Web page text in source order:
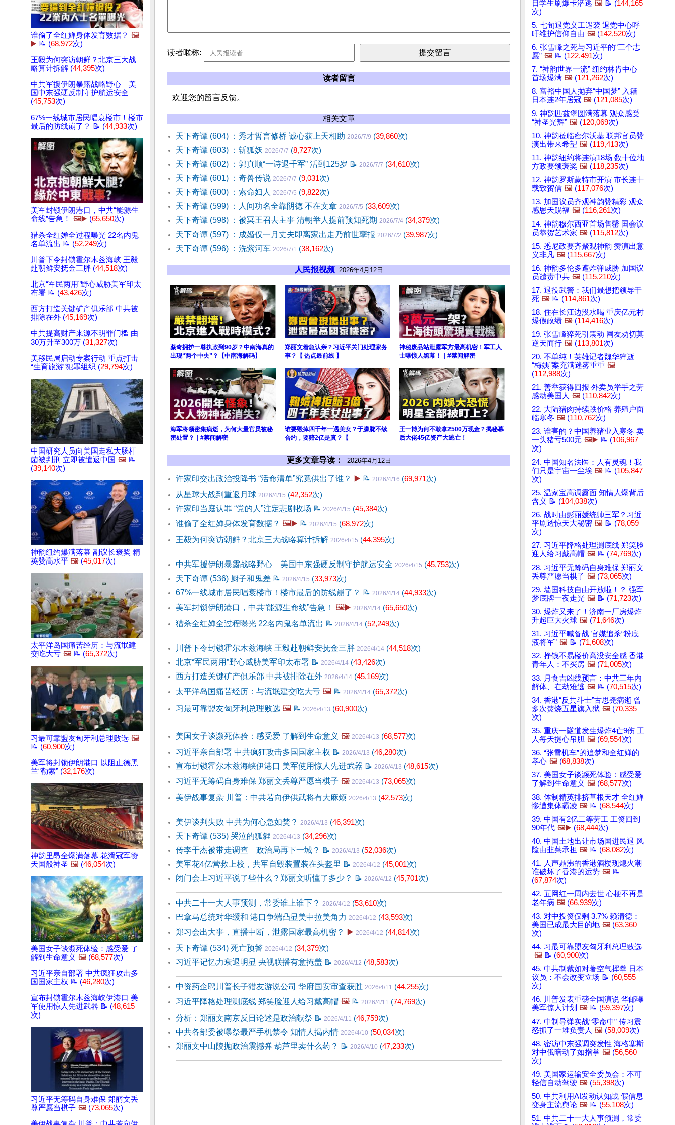
谁偷了全红婵身体发育数据？ 🖼️
▶️ 📝 (68,972次)
王毅为何突访朝鲜？北京三大战
略算计拆解 (44,395次)
中共军援伊朗暴露战略野心 美
国中东强硬反制守护航运安全
(45,753次)
67%一线城市居民唱衰楼市！楼市
最后的防线崩了？ 📝 (44,933次)
美军封锁伊朗港口，中共“能源生
命线”告急！
🖼️▶️ (65,650次)
猎杀全红婵全过程曝光 22名内鬼
名单流出 📝 (52,249次)
川普下令封锁霍尔木兹海峡 王毅
赴朝鲜安抚金三胖 (44,518次)
北京“军民两用”野心威胁美军印太
布署 📝 (43,426次)
西方打造关键矿产俱乐部 中共被
排除在外 (45,169次)
中共提高财产来源不明罪门槛 由
30万升至300万 (31,327次)
美移民局启动专案行动 重点打击
“生育旅游”犯罪组织 (29,794次)
中国研究人员向美国走私大肠杆
菌被判刑 立即被遣返中国 🖼️ 📝
(39,140次)
神韵纽约爆满落幕 副议长褒奖 精
英赞高水平 🖼️ (45,017次)
太平洋岛国痛苦经历：与流氓建
交吃大亏 🖼️ 📝 (65,372次)
习最可靠盟友匈牙利总理败选 🖼️
📝 (60,900次)
美军将封锁伊朗港口 以阻止德黑
兰“勒索” (32,176次)
神韵里昂全爆满落幕 花滑冠军赞
天国般神圣 🖼️ (46,054次)
美国女子谈濒死体验：感受爱 了
解到生命意义 🖼️ (68,577次)
习近平亲自部署 中共疯狂攻击多
国国家主权 📝 (46,280次)
宣布封锁霍尔木兹海峡伊港口 美
军使用惊人先进武器 📝 (48,615
次)
习近平无筹码自身难保 郑丽文丢
尊严愿当棋子 🖼️ (73,065次)
读者暱称:
读者留言
欢迎您的留言反馈。
相关文章
天下奇谭 (604) ：秀才誓言修桥 诚心获上天相助 2026/7/9 (39,860次)
天下奇谭 (603) ：斩狐妖 2026/7/7 (8,727次)
天下奇谭 (602) ：郭真顺“一诗退千军” 活到125岁 📝 2026/7/7 (34,610次)
天下奇谭 (601) ：奇兽传说 2026/7/7 (9,031次)
天下奇谭 (600) ：索命妇人 2026/7/5 (9,822次)
天下奇谭 (599) ：人间功名全靠阴德 不在文章 2026/7/5 (33,609次)
天下奇谭 (598) ：被冥王召去主事 清朝举人提前预知死期 2026/7/4 (34,379次)
天下奇谭 (597) ：成婚仅一月丈夫即离家出走乃前世孽报 2026/7/2 (39,987次)
天下奇谭 (596) ：洗紫河车 2026/7/1 (38,162次)
人民报视频 2026年4月12日
蔡奇拥护一尊执政到90岁？中南海真的
出现“两个中央”？【中南海解码】
郑丽文着急认亲？习近平关门处理家务
事？【 热点最前线 】
神秘废品站泄露军方最高机密！军工人
士曝惊人黑幕！｜#禁闻解密
海军将领密集病逝，为何大量官员被秘
密处置？｜#禁闻解密
谁要毁掉四千年一遇美女？于朦胧不续
合约，要赔2亿是真？【
王一博为何不敢拿2500万现金？揭秘幕
后大佬45亿资产大逃亡！
更多文章导读： 2026年4月12日
许家印交出政治投降书 “活命清单”究竟供出了谁？ ▶️ 📝 2026/4/16 (69,971次)
从星球大战到重返月球 2026/4/15 (42,352次)
许家印当庭认罪 “党的人”注定悲剧收场 📝 2026/4/15 (45,384次)
谁偷了全红婵身体发育数据？ 🖼️▶️ 📝 2026/4/15 (68,972次)
王毅为何突访朝鲜？北京三大战略算计拆解 2026/4/15 (44,395次)
中共军援伊朗暴露战略野心 美国中东强硬反制守护航运安全 2026/4/15 (45,753次)
天下奇谭 (536) 厨子和鬼差 📝 2026/4/15 (33,973次)
67%一线城市居民唱衰楼市！楼市最后的防线崩了？ 📝 2026/4/14 (44,933次)
美军封锁伊朗港口，中共“能源生命线”告急！
🖼️▶️ 2026/4/14 (65,650次)
猎杀全红婵全过程曝光 22名内鬼名单流出 📝 2026/4/14 (52,249次)
川普下令封锁霍尔木兹海峡 王毅赴朝鲜安抚金三胖 2026/4/14 (44,518次)
北京“军民两用”野心威胁美军印太布署 📝 2026/4/14 (43,426次)
西方打造关键矿产俱乐部 中共被排除在外 2026/4/14 (45,169次)
太平洋岛国痛苦经历：与流氓建交吃大亏 🖼️ 📝 2026/4/14 (65,372次)
习最可靠盟友匈牙利总理败选 🖼️ 📝 2026/4/13 (60,900次)
美国女子谈濒死体验：感受爱 了解到生命意义 🖼️ 2026/4/13 (68,577次)
习近平亲自部署 中共疯狂攻击多国国家主权 📝 2026/4/13 (46,280次)
宣布封锁霍尔木兹海峡伊港口 美军使用惊人先进武器 📝 2026/4/13 (48,615次)
习近平无筹码自身难保 郑丽文丢尊严愿当棋子 🖼️ 2026/4/13 (73,065次)
美伊战事复杂 川普：中共若向伊供武将有大麻烦 2026/4/13 (42,573次)
美伊谈判失败 中共为何心急如焚？ 2026/4/13 (46,391次)
天下奇谭 (535) 哭泣的狐貍 2026/4/13 (34,296次)
传李干杰被带走调查 政治局再下一城？ 📝 2026/4/13 (52,036次)
美军花4亿营救上校，共军自毁装置装在头盔里 📝 2026/4/12 (45,001次)
闭门会上习近平说了些什么？郑丽文听懂了多少？ 📝 2026/4/12 (45,701次)
中共二十一大人事预测，常委谁上谁下？ 2026/4/12 (53,610次)
巴拿马总统对华缓和 港口争端凸显美中拉美角力 2026/4/12 (43,593次)
郑习会出大事，直播中断，泄露国家最高机密？ ▶️ 2026/4/12 (44,814次)
天下奇谭 (534) 死亡预警 2026/4/12 (34,379次)
习近平记忆力衰退明显 央视联播有意掩盖 📝 2026/4/12 (48,583次)
中资药企聘川普长子猎友游说公司 华府国安审查获胜 2026/4/11 (44,255次)
习近平降格处理测底线 郑笑脸迎人给习戴高帽 🖼️ 📝 2026/4/11 (74,769次)
分析：郑丽文南京反日论述是政治献祭 📝 2026/4/11 (46,759次)
中共各部委被曝祭最严手机禁令 知情人揭内情 2026/4/10 (50,034次)
郑丽文中山陵抛政治震撼弹 葫芦里卖什么药？ 📝 2026/4/10 (47,233次)
日学生刷爆卡潜逃 🖼️ 📝 (144,165
次)
5. 七旬退党义工遇袭 退党中心呼
吁维护信仰自由 🖼️ (142,520次)
6. 张雪峰之死与习近平的“三个志
愿” 🖼️ 📝 (122,491次)
7. “神韵世界一流” 纽约林肯中心
首场爆满 🖼️ (121,262次)
8. 富裕中国人抛弃“中国梦” 入籍
日本连2年居冠 🖼️ (121,085次)
9. 神韵匹兹堡圆满落幕 观众感受
“神圣光辉” 🖼️ (120,069次)
10. 神韵莅临密尔沃基 联邦官员赞
演出带来希望 🖼️ (119,413次)
11. 神韵纽约将连演18场 数十位地
方政要颁褒奖 🖼️ (118,235次)
12. 神韵罗斯蒙特市开演 市长连十
载致贺信 🖼️ (117,076次)
13. 加国议员齐观神韵赞精彩 观众
感恩天赐福 🖼️ (116,261次)
14. 神韵穆尔西亚首场售罄 国会议
员恭贺艺术家 🖼️ (115,812次)
15. 悉尼政要齐聚观神韵 赞演出意
义非凡 🖼️ (115,667次)
16. 神韵多伦多遭炸弹威胁 加国议
员谴责中共 🖼️ (115,210次)
17. 退役武警：我们最想把领导干
死 🖼️ 📝 (114,861次)
18. 住在长江边没水喝 重庆亿元村
爆假政绩 🖼️ (114,416次)
19. 张雪峰猝死引震动 网友劝切莫
逆天而行 🖼️ (113,801次)
20. 不单纯！英雄记者魏华猝逝
“梅姨”案充满迷雾重重 🖼️
(112,988次)
21. 善举获得回报 外卖员举手之劳
感动美国人 🖼️ (110,842次)
22. 大陆猪肉持续跌价格 养殖户面
临寒冬 🖼️ (110,762次)
23. 谁害的？中国养猪业入寒冬 卖
一头猪亏500元 🖼️▶️ 📝 (106,967
次)
24. 中国知名法医：人有灵魂！我
们只是宇宙一尘埃 🖼️ 📝 (105,847
次)
25. 温家宝高调露面 知情人爆背后
含义 📝 (104,038次)
26. 战时由彭丽媛统帅三军？习近
平剧透惊天大秘密 🖼️ 📝 (78,059
次)
27. 习近平降格处理测底线 郑笑脸
迎人给习戴高帽 🖼️ 📝 (74,769次)
28. 习近平无筹码自身难保 郑丽文
丢尊严愿当棋子 🖼️ (73,065次)
29. 墙国科技自由开放啦！？ 强军
梦底牌一夜走光 🖼️ 📝 (71,723次)
30. 爆炸又来了！济南一厂房爆炸
升起巨大火球 🖼️ (71,646次)
31. 习近平喊备战 官媒追杀“粉底
液将军” 🖼️ 📝 (71,608次)
32. 挣钱不易楼价高没安全感 香港
青年人：不买房 🖼️ (71,005次)
33. 月食吉凶线预言：中共三年内
解体、在劫难逃 🖼️ 📝 (70,515次)
34. 香港“反共斗士”古思尧病逝 曾
多次焚烧五星旗入狱 🖼️ (70,335
次)
35. 重庆一隧道发生爆炸4亡9伤 工
人每天提心吊胆 🖼️ (69,554次)
36. “张雪机车”的追梦和全红婵的
孝心 🖼️ (68,838次)
37. 美国女子谈濒死体验：感受爱
了解到生命意义 🖼️ (68,577次)
38. 体制精英排挤草根天才 全红婵
惨遭集体霸凌 🖼️ 📝 (68,544次)
39. 中国有2亿二等劳工 工资回到
90年代 🖼️▶️ (68,444次)
40. 中国土地出让市场国进民退 风
险由韭菜承担 🖼️ 📝 (68,082次)
41. 人声鼎沸的香港酒楼现熄火潮
谁破坏了香港的运势 🖼️ 📝
(67,874次)
42. 五网红一周内去世 心梗不再是
老年病 🖼️ (66,939次)
43. 对中投资仅剩 3.7% 赖清德：
美国已成最大目的地 🖼️ (63,360
次)
44. 习最可靠盟友匈牙利总理败选
🖼️ 📝 (60,900次)
45. 中共制裁如对著空气挥拳 日本
议员：不会改变立场 📝 (60,555
次)
46. 川普发表重磅全国演说 华邮曝
美军惊人计划 🖼️ 📝 (59,397次)
47. 中制导弹实战“零命中” 传习震
怒抓了一堆负责人 🖼️ (58,009次)
48. 密访中东强调突发性 海格塞斯
对中俄暗动了如指掌 🖼️ (56,560
次)
49. 美国家运输安全委员会：不可
轻信自动驾驶 🖼️ (55,398次)
50. 中共利用AI发动认知战 假信息
变身主流舆论 🖼️ 📝 (55,108次)
51. 中共二十一大人事预测，常委